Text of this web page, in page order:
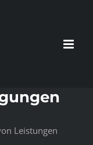
Leistungen